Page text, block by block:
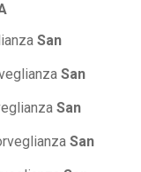
San
San
San
San